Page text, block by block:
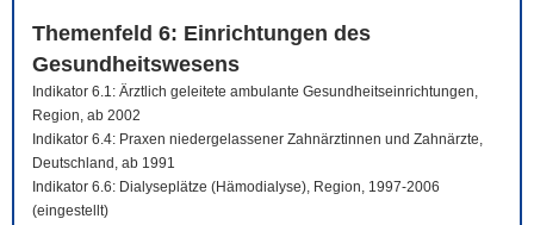
Themenfeld 6: Einrichtungen des
Gesundheitswesens
Indikator 6.1: Ärztlich geleitete ambulante Gesundheitseinrichtungen,
Region, ab 2002
Indikator 6.4: Praxen niedergelassener Zahnärztinnen und Zahnärzte,
Deutschland, ab 1991
Indikator 6.6: Dialyseplätze (Hämodialyse), Region, 1997-2006
(eingestellt)